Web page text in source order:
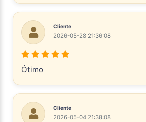
Cliente
2026-05-28 21:36:08
Ótimo
Cliente
2026-05-04 21:38:08